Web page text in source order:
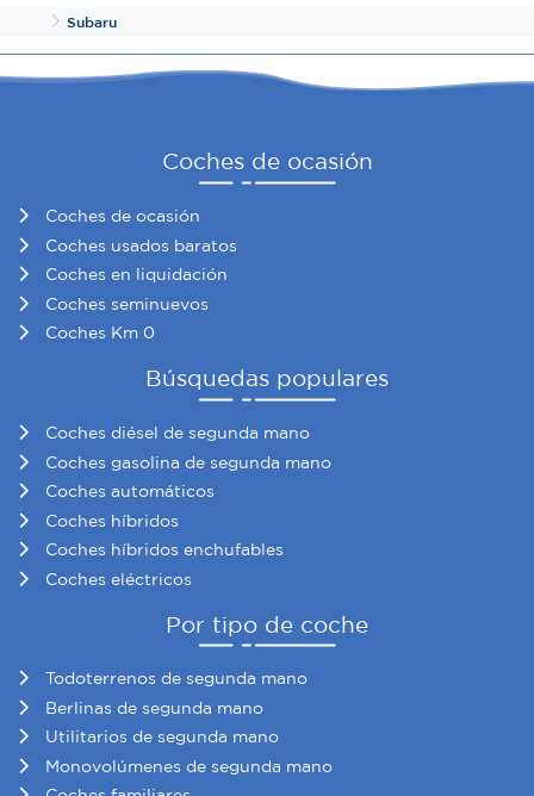
el contenido y los anuncios, ofrecer funciones de redes
nuestros partners de redes sociales, publicidad y análisis
web, quienes pueden combinarla con otra información
que les haya proporcionado o que hayan recopilado a
partir del uso que haya hecho de sus servicios.
InicioSubaru
Coches de ocasión
Coches de ocasión
Coches usados baratos
Coches en liquidación
Coches seminuevos
Coches Km 0
Búsquedas populares
Coches diésel de segunda mano
Coches gasolina de segunda mano
Coches automáticos
Coches híbridos
Coches híbridos enchufables
Coches eléctricos
Por tipo de coche
Todoterrenos de segunda mano
Berlinas de segunda mano
Utilitarios de segunda mano
Monovolúmenes de segunda mano